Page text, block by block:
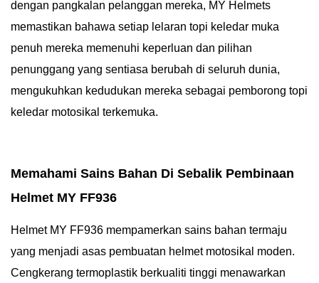
dengan pangkalan pelanggan mereka, MY Helmets
memastikan bahawa setiap lelaran topi keledar muka
penuh mereka memenuhi keperluan dan pilihan
penunggang yang sentiasa berubah di seluruh dunia,
mengukuhkan kedudukan mereka sebagai pemborong topi
keledar motosikal terkemuka.
Memahami Sains Bahan Di Sebalik Pembinaan
Helmet MY FF936
Helmet MY FF936 mempamerkan sains bahan termaju
yang menjadi asas pembuatan helmet motosikal moden.
Cengkerang termoplastik berkualiti tinggi menawarkan